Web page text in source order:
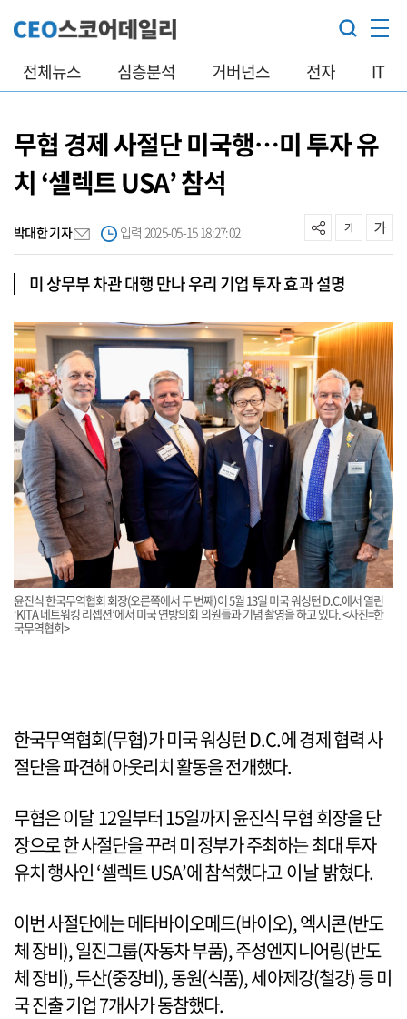
전체뉴스 심층분석 거버넌스 전자 IT
무협 경제 사절단 미국행…미 투자 유
치 ‘셀렉트 USA’ 참석
박대한 기자 입력 2025-05-15 18:27:02
미 상무부 차관 대행 만나 우리 기업 투자 효과 설명
윤진식 한국무역협회 회장(오른쪽에서 두 번째)이 5월 13일 미국 워싱턴 D.C.에서 열린
‘KITA 네트워킹 리셉션’에서 미국 연방의회 의원들과 기념 촬영을 하고 있다. <사진=한
국무역협회>
한국무역협회(무협)가 미국 워싱턴 D.C.에 경제 협력 사
절단을 파견해 아웃리치 활동을 전개했다.
무협은 이달 12일부터 15일까지 윤진식 무협 회장을 단
장으로 한 사절단을 꾸려 미 정부가 주최하는 최대 투자
유치 행사인 ‘셀렉트 USA’에 참석했다고 이날 밝혔다.
이번 사절단에는 메타바이오메드(바이오), 엑시콘(반도
체 장비), 일진그룹(자동차 부품), 주성엔지니어링(반도
체 장비), 두산(중장비), 동원(식품), 세아제강(철강) 등 미
국 진출 기업 7개사가 동참했다.